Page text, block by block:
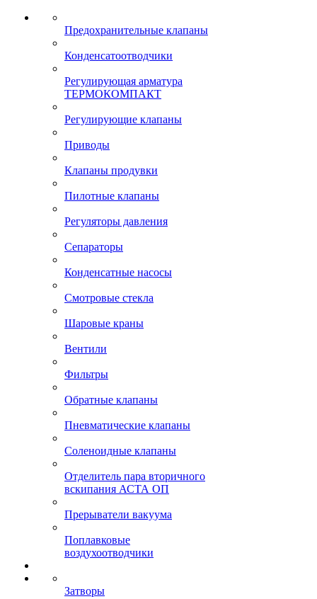
Предохранительные клапаны
Конденсатоотводчики
Регулирующая арматура
ТЕРМОКОМПАКТ
Регулирующие клапаны
Приводы
Клапаны продувки
Пилотные клапаны
Регуляторы давления
Сепараторы
Конденсатные насосы
Смотровые стекла
Шаровые краны
Вентили
Фильтры
Обратные клапаны
Пневматические клапаны
Соленоидные клапаны
Отделитель пара вторичного
вскипания АСТА ОП
Прерыватели вакуума
Поплавковые
воздухоотводчики
Затворы